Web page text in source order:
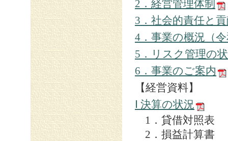
2．経営管理体制
3．社会的責任と
4．事業の概況（
5．リスク管理の
6．事業のご案内
【経営資料】
Ⅰ 決算の状況
1．貸借対照表
2．損益計算書